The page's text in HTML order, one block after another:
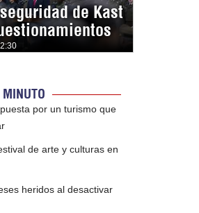
de Kast
por un turismo que
de arte y culturas en
heridos al desactivar